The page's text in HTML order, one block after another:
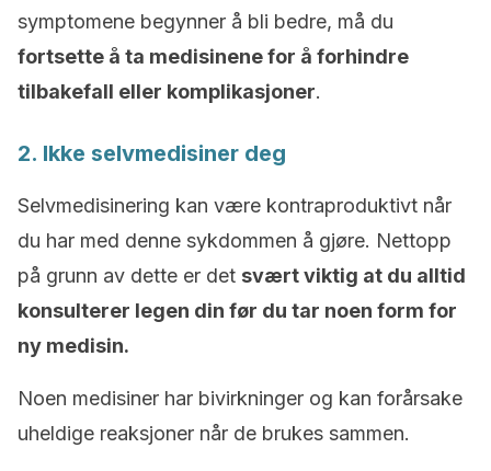
symptomene begynner å bli bedre, må du
fortsette å ta medisinene for å forhindre
tilbakefall eller komplikasjoner.
2. Ikke selvmedisiner deg
Selvmedisinering kan være kontraproduktivt når
du har med denne sykdommen å gjøre. Nettopp
på grunn av dette er det svært viktig at du alltid
konsulterer legen din før du tar noen form for
ny medisin.
Noen medisiner har bivirkninger og kan forårsake
uheldige reaksjoner når de brukes sammen.